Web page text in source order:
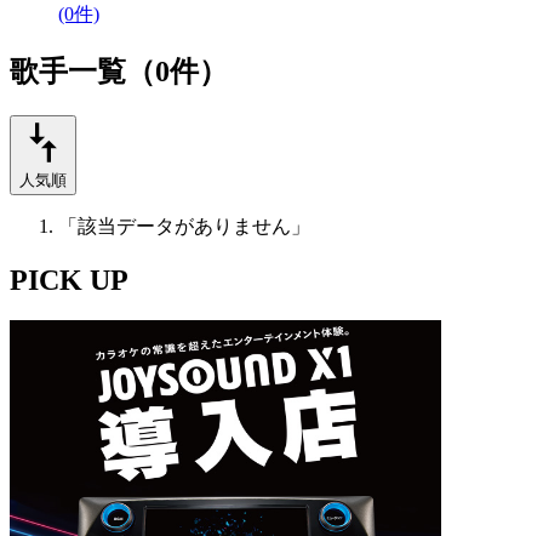
(0件)
歌手一覧（0件）
人気順
「該当データがありません」
PICK UP